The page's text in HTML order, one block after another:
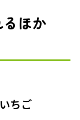
ほか
ちご